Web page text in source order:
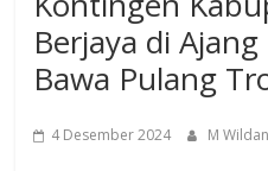
Berjaya di
Bawa Pulang
4 Desember 2024 M